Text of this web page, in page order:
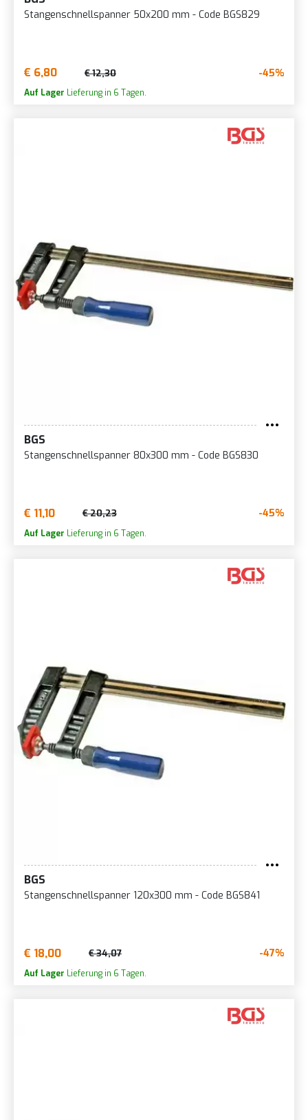
Stangenschnellspanner 50x200 mm - Code BGS829
€ 6,80 € 12,30 -45%
Auf Lager Lieferung in 6 Tagen.
BGS
Stangenschnellspanner 80x300 mm - Code BGS830
€ 11,10 € 20,23 -45%
Auf Lager Lieferung in 6 Tagen.
BGS
Stangenschnellspanner 120x300 mm - Code BGS841
€ 18,00 € 34,07 -47%
Auf Lager Lieferung in 6 Tagen.